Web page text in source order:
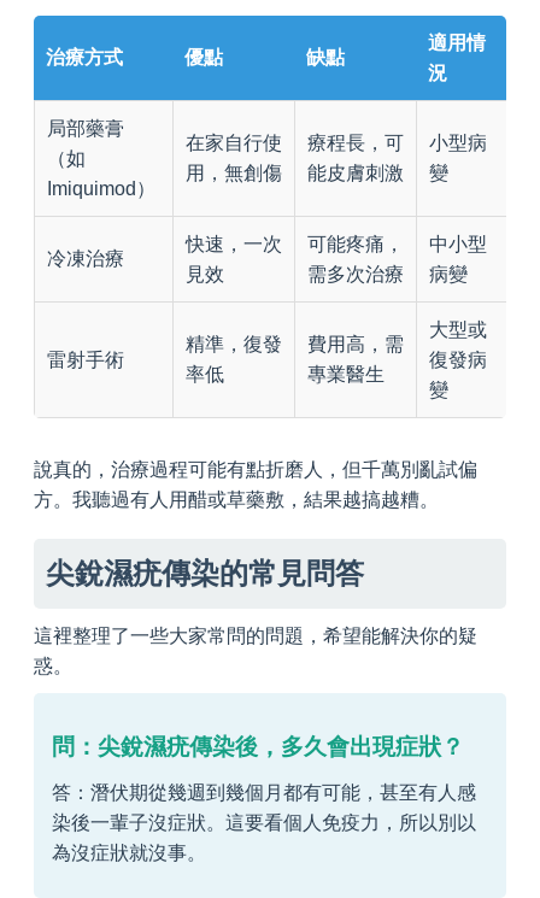
治療方式 優點 缺點
適用情
況
局部藥膏
（如
Imiquimod）
在家自行使
用，無創傷
療程長，可
能皮膚刺激
小型病
變
冷凍治療
快速，一次
見效
可能疼痛，
需多次治療
中小型
病變
雷射手術
精準，復發
率低
費用高，需
專業醫生
大型或
復發病
變
說真的，治療過程可能有點折磨人，但千萬別亂試偏
方。我聽過有人用醋或草藥敷，結果越搞越糟。
尖銳濕疣傳染的常見問答
這裡整理了一些大家常問的問題，希望能解決你的疑
惑。
問：尖銳濕疣傳染後，多久會出現症狀？
答：潛伏期從幾週到幾個月都有可能，甚至有人感
染後一輩子沒症狀。這要看個人免疫力，所以別以
為沒症狀就沒事。